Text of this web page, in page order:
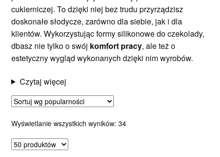
cukierniczej. To dzięki niej bez trudu przyrządzisz
doskonałe słodycze, zarówno dla siebie, jak i dla
klientów. Wykorzystując formy silikonowe do czekolady,
dbasz nie tylko o swój komfort pracy, ale też o
estetyczny wygląd wykonanych dzięki nim wyrobów.
Czytaj więcej
Wyświetlanie wszystkich wyników: 34Posortowane